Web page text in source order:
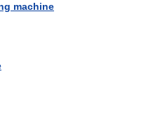
machine